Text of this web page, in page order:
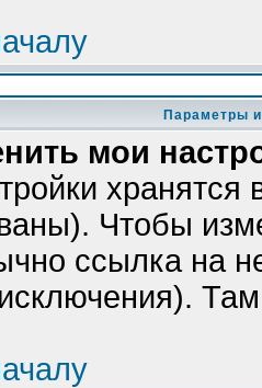
Параметры
мои
Чтобы
ссылка на